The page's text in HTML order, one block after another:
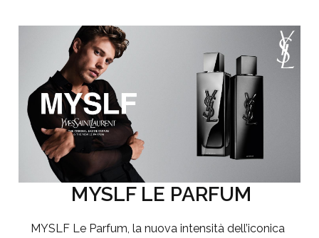
MYSLF LE PARFUM
MYSLF Le Parfum, la nuova intensità dell’iconica